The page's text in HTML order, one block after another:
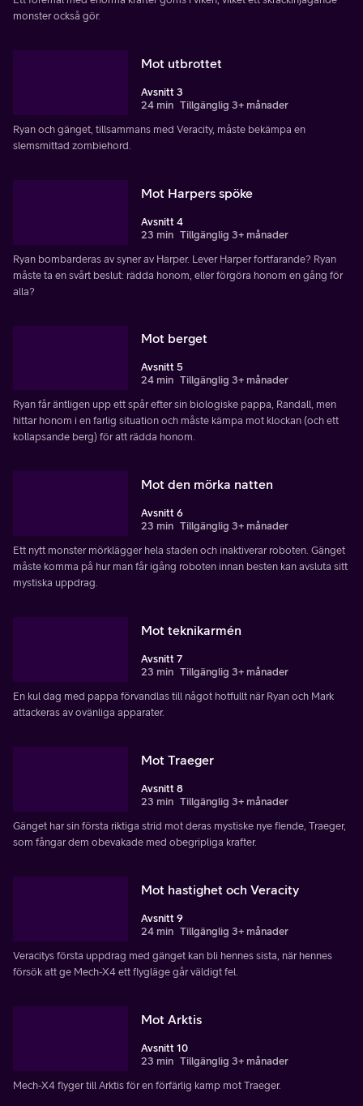
monster också gör.
Mot utbrottet
Avsnitt 3
24 min Tillgänglig 3+ månader
Ryan och gänget, tillsammans med Veracity, måste bekämpa en
slemsmittad zombiehord.
Mot Harpers spöke
Avsnitt 4
23 min Tillgänglig 3+ månader
Ryan bombarderas av syner av Harper. Lever Harper fortfarande? Ryan
måste ta en svårt beslut: rädda honom, eller förgöra honom en gång för
alla?
Mot berget
Avsnitt 5
24 min Tillgänglig 3+ månader
Ryan får äntligen upp ett spår efter sin biologiske pappa, Randall, men
hittar honom i en farlig situation och måste kämpa mot klockan (och ett
kollapsande berg) för att rädda honom.
Mot den mörka natten
Avsnitt 6
23 min Tillgänglig 3+ månader
Ett nytt monster mörklägger hela staden och inaktiverar roboten. Gänget
måste komma på hur man får igång roboten innan besten kan avsluta sitt
mystiska uppdrag.
Mot teknikarmén
Avsnitt 7
23 min Tillgänglig 3+ månader
En kul dag med pappa förvandlas till något hotfullt när Ryan och Mark
attackeras av ovänliga apparater.
Mot Traeger
Avsnitt 8
23 min Tillgänglig 3+ månader
Gänget har sin första riktiga strid mot deras mystiske nye fiende, Traeger,
som fångar dem obevakade med obegripliga krafter.
Mot hastighet och Veracity
Avsnitt 9
24 min Tillgänglig 3+ månader
Veracitys första uppdrag med gänget kan bli hennes sista, när hennes
försök att ge Mech-X4 ett flygläge går väldigt fel.
Mot Arktis
Avsnitt 10
23 min Tillgänglig 3+ månader
Mech-X4 flyger till Arktis för en förfärlig kamp mot Traeger.